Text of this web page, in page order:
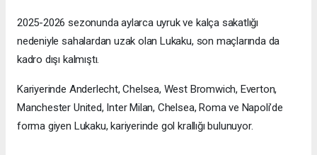
2025-2026 sezonunda aylarca uyruk ve kalça sakatlığı
nedeniyle sahalardan uzak olan Lukaku, son maçlarında da
kadro dışı kalmıştı.
Kariyerinde Anderlecht, Chelsea, West Bromwich, Everton,
Manchester United, Inter Milan, Chelsea, Roma ve Napoli’de
forma giyen Lukaku, kariyerinde gol krallığı bulunuyor.